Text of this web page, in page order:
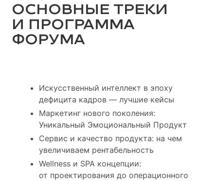
ОСНОВНЫЕ ТРЕКИ
И ПРОГРАММА
ФОРУМА
Искусственный интеллект в эпоху
дефицита кадров — лучшие кейсы
Маркетинг нового поколения:
Уникальный Эмоциональный Продукт
Сервис и качество продукта: на чем
увеличиваем рентабельность
Wellness и SPA концепции:
от проектирования до операционного